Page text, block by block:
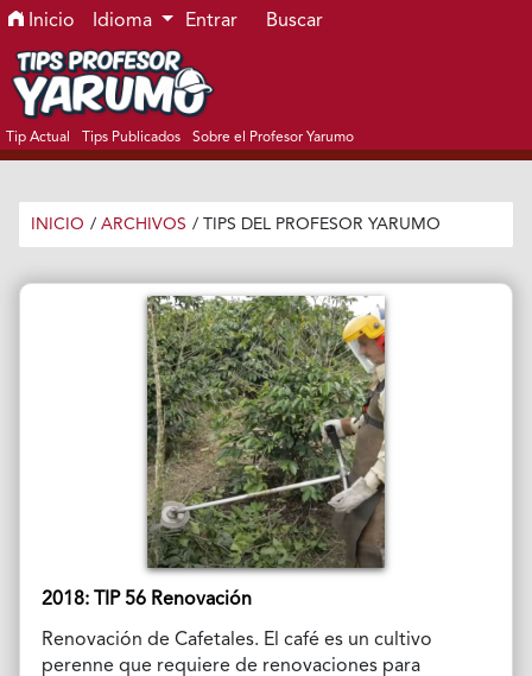
Ir al menú de navegación principal
Ir al contenido principal
Ir al pie de página del sitio
Inicio Idioma Entrar Buscar
Tip Actual Tips Publicados Sobre el Profesor Yarumo
INICIO / ARCHIVOS / TIPS DEL PROFESOR YARUMO
2018: TIP 56 Renovación
Renovación de Cafetales. El café es un cultivo
perenne que requiere de renovaciones para